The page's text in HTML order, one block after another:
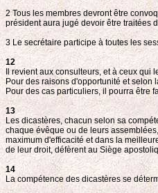
2 Tous les membres devront être
président aura jugé devoir être traitées
3 Le secrétaire participe à toutes les
12
Il revient aux consulteurs, et à ceux qui
Pour des raisons d'opportunité et selon
Pour des cas particuliers, il pourra être
13
Les dicastères, chacun selon sa
chaque évêque ou de leurs
maximum d'efficacité et dans la
de leur droit, défèrent au Siège
14
La compétence des dicastères se